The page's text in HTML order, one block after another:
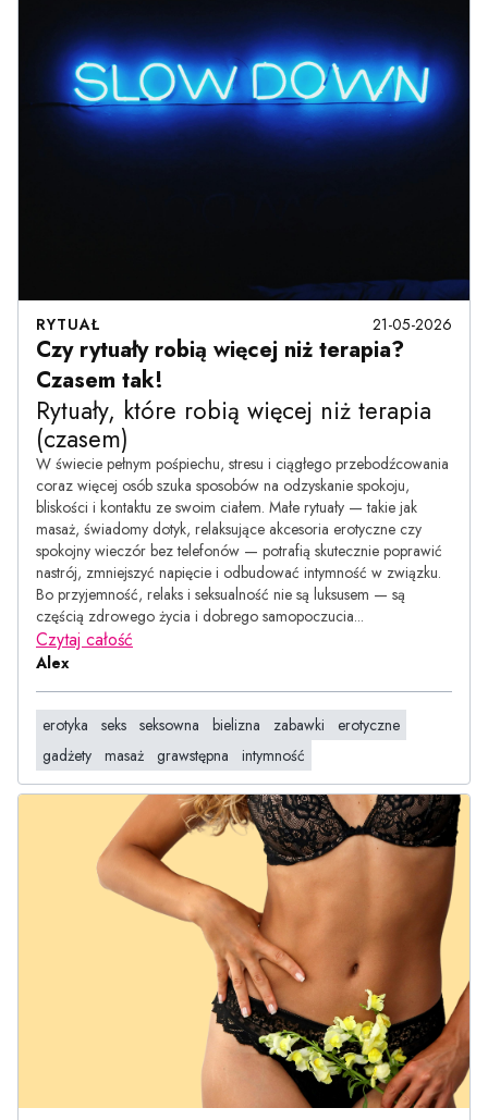
RYTUAŁ 21-05-2026
Czy rytuały robią więcej niż terapia?
Czasem tak!
Rytuały, które robią więcej niż terapia
(czasem)
W świecie pełnym pośpiechu, stresu i ciągłego przebodźcowania
coraz więcej osób szuka sposobów na odzyskanie spokoju,
bliskości i kontaktu ze swoim ciałem. Małe rytuały — takie jak
masaż, świadomy dotyk, relaksujące akcesoria erotyczne czy
spokojny wieczór bez telefonów — potrafią skutecznie poprawić
nastrój, zmniejszyć napięcie i odbudować intymność w związku.
Bo przyjemność, relaks i seksualność nie są luksusem — są
częścią zdrowego życia i dobrego samopoczucia...
Czytaj całość
Alex
erotyka seks seksowna bielizna zabawki
erotyczne
gadżety masaż grawstępna intymność